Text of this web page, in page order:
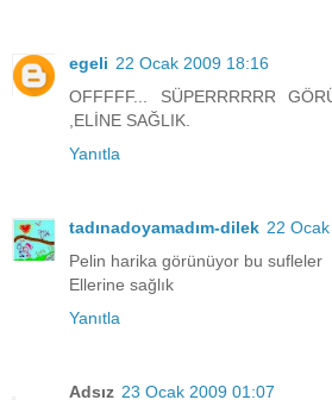
egeli 22 Ocak 2009 18:16
OFFFFF... SÜPERRRRRR
,ELİNE SAĞLIK.
Yanıtla
tadınadoyamadım-dilek 22
Pelin harika görünüyor bu sufleler
Ellerine sağlık
Yanıtla
Adsız 23 Ocak 2009 01:07